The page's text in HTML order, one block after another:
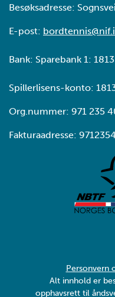
Besøksadresse:
E-post:
Bank: Sparebank 1:
Spillerlisens-konto:
Org.nummer: 971 235
Fakturaadresse:
Personvern
Alt innhold er
opphavsrett til